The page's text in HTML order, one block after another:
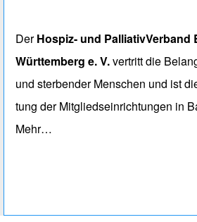
DerHospiz- und PalliativVerband
Württemberg e. V.vertritt die
und ster­ben­der Men­schen und ist
tung der Mitglieds­einrich­tungen in
Mehr…